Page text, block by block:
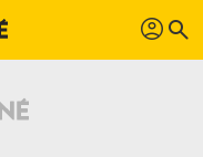
profil search